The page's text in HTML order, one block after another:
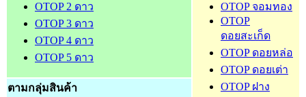
OTOP 2 ดาว
OTOP 3 ดาว
OTOP 4 ดาว
OTOP 5 ดาว
OTOP จอมทอง
OTOP
ดอยสะเก็ด
OTOP ดอยหล่อ
OTOP ดอยเต่า
OTOP ฝาง
ตามกลุ่มสินค้า